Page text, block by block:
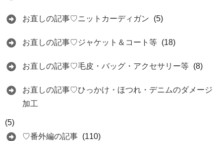
お直しの記事♡ニットカーディガン (5)
お直しの記事♡ジャケット＆コート等 (18)
お直しの記事♡毛皮・バッグ・アクセサリー等 (8)
お直しの記事♡ひっかけ・ほつれ・デニムのダメージ
加工
(5)
♡番外編の記事 (110)